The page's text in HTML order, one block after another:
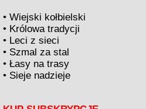
•Wiejski kołbielski
• Królowa tradycji
• Leci z sieci
• Szmal za stal
•Łasy na trasy
• Sieje nadzieje